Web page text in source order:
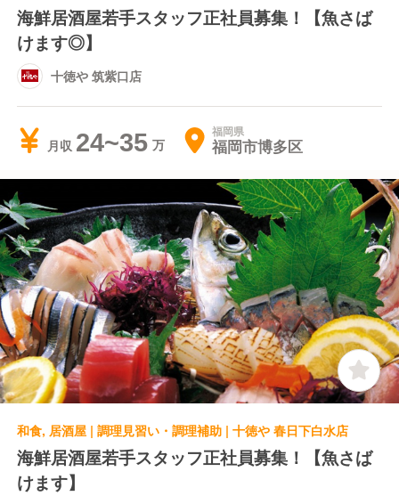
海鮮居酒屋若手スタッフ正社員募集！【魚さば
けます◎】
十徳や 筑紫口店
月収 24~35 福岡県
福岡市博多区
和食, 居酒屋 | 調理見習い・調理補助 | 十徳や 春日下白水店
海鮮居酒屋若手スタッフ正社員募集！【魚さば
けます】